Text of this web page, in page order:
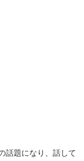
話題になり、話して